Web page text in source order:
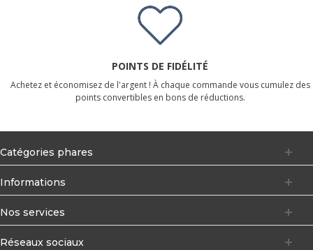
POINTS DE FIDÉLITÉ
Achetez et économisez de l'argent ! À chaque commande vous cumulez des
points convertibles en bons de réductions.
Catégories phares
Informations
Nos services
Réseaux sociaux